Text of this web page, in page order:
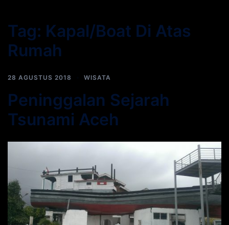
Tag: Kapal/Boat Di Atas
Rumah
28 AGUSTUS 2018 WISATA
Peninggalan Sejarah
Tsunami Aceh